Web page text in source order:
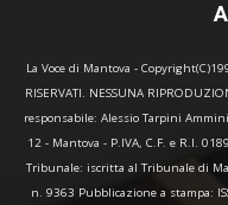
La Voce di Mantova -
RISERVATI. NESSUNA
responsabile: Alessio Tarpini
12 - Mantova - P.IVA, C.F. e R.I.
Tribunale: iscritta al Tribunale di
n. 9363 Pubblicazione a stampa: